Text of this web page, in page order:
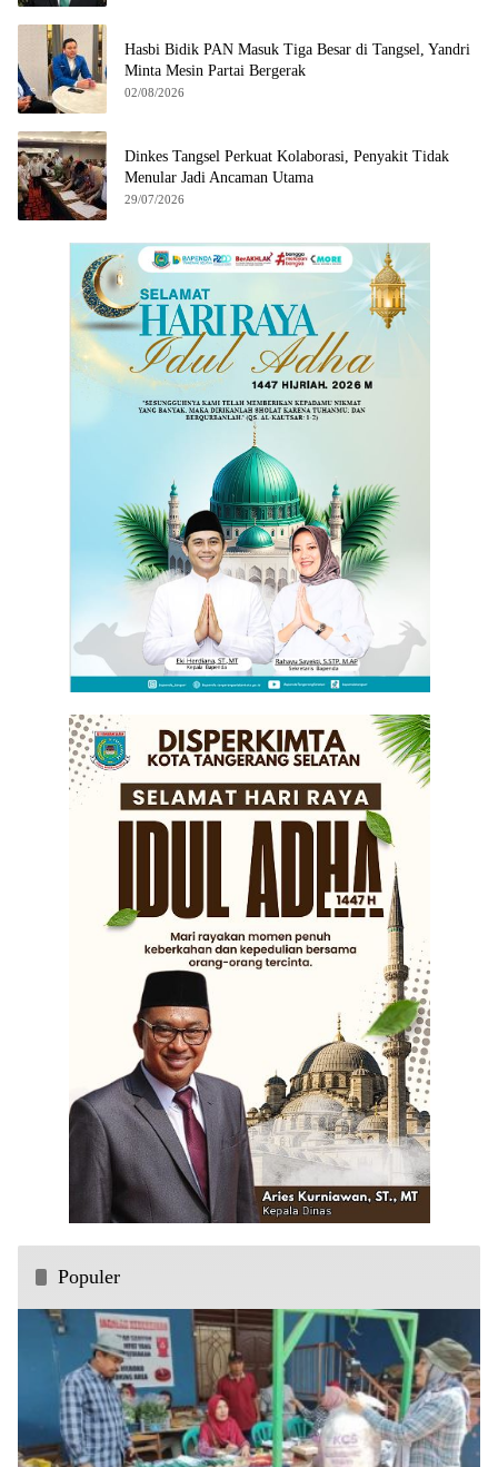
Hasbi Bidik PAN Masuk Tiga Besar di Tangsel, Yandri
Minta Mesin Partai Bergerak
02/08/2026
Dinkes Tangsel Perkuat Kolaborasi, Penyakit Tidak
Menular Jadi Ancaman Utama
29/07/2026
Populer